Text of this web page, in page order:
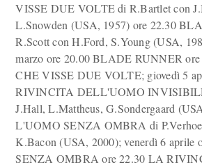
VISSE DUE VOLTE di R.Bartlet con
L.Snowden (USA, 1957) ore 22.30
R.Scott con H.Ford, S.Young (USA,
marzo ore 20.00 BLADE RUNNER
CHE VISSE DUE VOLTE; giovedì 5
RIVINCITA DELL'UOMO
J.Hall, L.Mattheus, G.Sondergaard
L'UOMO SENZA OMBRA di
K.Bacon (USA, 2000); venerdì 6 aprile
SENZA OMBRA ore 22.30 LA